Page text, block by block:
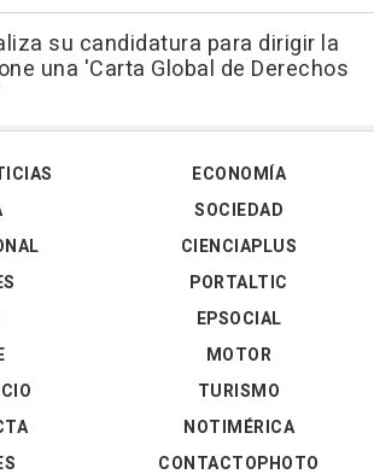
su candidatura para dirigir la
una 'Carta Global de Derechos
ECONOMÍA
SOCIEDAD
CIENCIAPLUS
PORTALTIC
EPSOCIAL
MOTOR
TURISMO
NOTIMÉRICA
CONTACTOPHOTO